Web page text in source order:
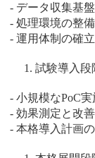
- データ収集基
- 処理環境の整備
- 運用体制の確立
試験導入段
- 小規模なPoC実
- 効果測定と改善
- 本格導入計画